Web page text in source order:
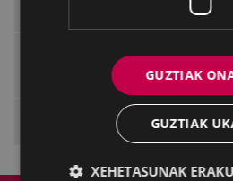
ELoGE 2021
Administrazio
eta gardentasun-
Herritarrekiko harremanak
GUZTIAK
GUZTIAK
XEHETASUNAK